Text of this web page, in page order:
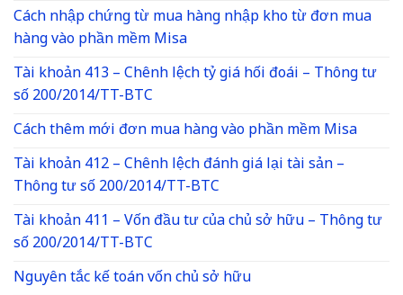
Cách nhập chứng từ mua hàng nhập kho từ đơn mua
hàng vào phần mềm Misa
Tài khoản 413 – Chênh lệch tỷ giá hối đoái – Thông tư
số 200/2014/TT-BTC
Cách thêm mới đơn mua hàng vào phần mềm Misa
Tài khoản 412 – Chênh lệch đánh giá lại tài sản –
Thông tư số 200/2014/TT-BTC
Tài khoản 411 – Vốn đầu tư của chủ sở hữu – Thông tư
số 200/2014/TT-BTC
Nguyên tắc kế toán vốn chủ sở hữu